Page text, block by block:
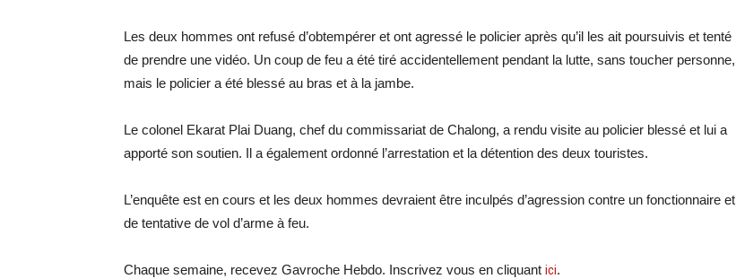
Les deux hommes ont refusé d’obtempérer et ont agressé le policier après qu’il les ait poursuivis et tenté
de prendre une vidéo. Un coup de feu a été tiré accidentellement pendant la lutte, sans toucher personne,
mais le policier a été blessé au bras et à la jambe.
Le colonel Ekarat Plai Duang, chef du commissariat de Chalong, a rendu visite au policier blessé et lui a
apporté son soutien. Il a également ordonné l’arrestation et la détention des deux touristes.
L’enquête est en cours et les deux hommes devraient être inculpés d’agression contre un fonctionnaire et
de tentative de vol d’arme à feu.
Chaque semaine, recevez Gavroche Hebdo. Inscrivez vous en cliquant ici.